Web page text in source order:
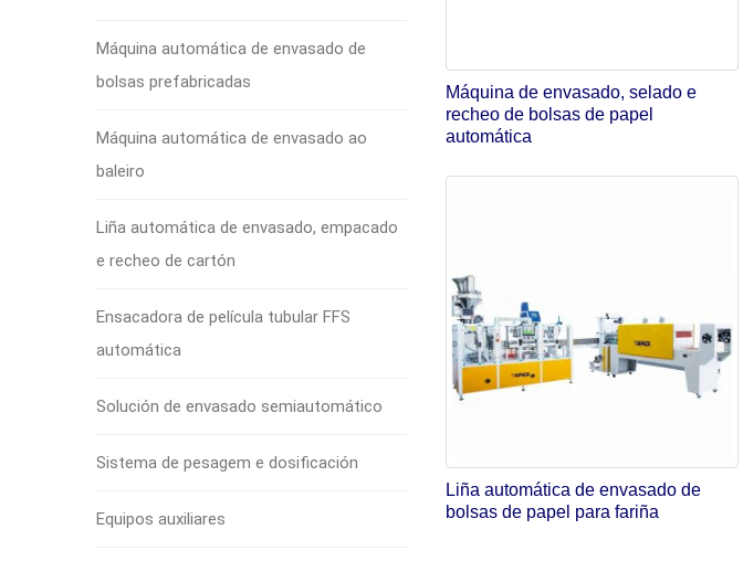
Máquina automática de envasado de
bolsas prefabricadas
Máquina automática de envasado ao
baleiro
Liña automática de envasado, empacado
e recheo de cartón
Ensacadora de película tubular FFS
automática
Solución de envasado semiautomático
Sistema de pesagem e dosificación
Equipos auxiliares
Máquina de envasado, selado e
recheo de bolsas de papel
automática
Liña automática de envasado de
bolsas de papel para fariña